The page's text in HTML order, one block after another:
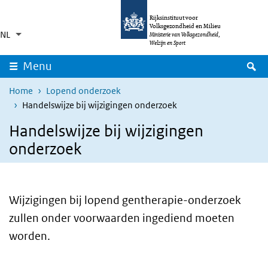
Overslaan en naar de inhoud gaan
Rijksinstituut voor
Volksgezondheid en Milieu
Ministerie van Volksgezondheid,
Welzijn en Sport
NL Taalkeuze
Aanvullende acties weergeven
Ingeklapt
Menu
Home
Lopend onderzoek
Handelswijze bij wijzigingen onderzoek
Handelswijze bij wijzigingen
onderzoek
Wijzigingen bij lopend gentherapie-onderzoek
zullen onder voorwaarden ingediend moeten
worden.